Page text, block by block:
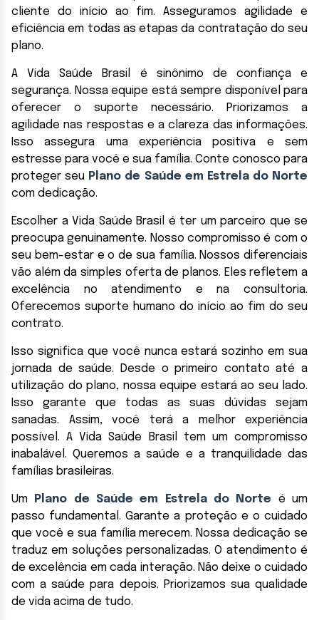
cliente do início ao fim. Asseguramos agilidade e
eficiência em todas as etapas da contratação do seu
plano.
A Vida Saúde Brasil é sinônimo de confiança e
segurança. Nossa equipe está sempre disponível para
oferecer o suporte necessário. Priorizamos a
agilidade nas respostas e a clareza das informações.
Isso assegura uma experiência positiva e sem
estresse para você e sua família. Conte conosco para
proteger seu Plano de Saúde em Estrela do Norte
com dedicação.
Escolher a Vida Saúde Brasil é ter um parceiro que se
preocupa genuinamente. Nosso compromisso é com o
seu bem-estar e o de sua família. Nossos diferenciais
vão além da simples oferta de planos. Eles refletem a
excelência no atendimento e na consultoria.
Oferecemos suporte humano do início ao fim do seu
contrato.
Isso significa que você nunca estará sozinho em sua
jornada de saúde. Desde o primeiro contato até a
utilização do plano, nossa equipe estará ao seu lado.
Isso garante que todas as suas dúvidas sejam
sanadas. Assim, você terá a melhor experiência
possível. A Vida Saúde Brasil tem um compromisso
inabalável. Queremos a saúde e a tranquilidade das
famílias brasileiras.
Um Plano de Saúde em Estrela do Norte é um
passo fundamental. Garante a proteção e o cuidado
que você e sua família merecem. Nossa dedicação se
traduz em soluções personalizadas. O atendimento é
de excelência em cada interação. Não deixe o cuidado
com a saúde para depois. Priorizamos sua qualidade
de vida acima de tudo.